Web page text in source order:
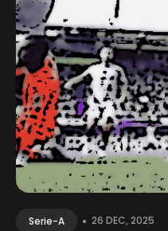
Serie-A • 26 DEC, 2025